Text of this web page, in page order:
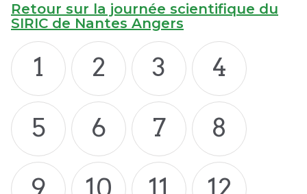
Retour sur la journée scientifique du
SIRIC de Nantes Angers
1 2 3
4
5
6 7
8
9
10 11
12